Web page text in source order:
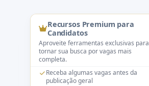
Recursos Premium para
Candidatos
Aproveite ferramentas exclusivas para
tornar sua busca por vagas mais
completa.
Receba algumas vagas antes da
publicação geral